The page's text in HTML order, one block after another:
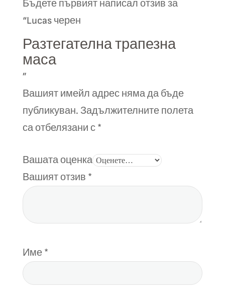
chosen
product
Бъдете първият написал отзив за
“Lucas черен
Разтегателна трапезна
маса
”
Вашият имейл адрес няма да бъде
публикуван. Задължителните полета
са отбелязани с *
Вашата оценка
Вашият отзив *
Име *